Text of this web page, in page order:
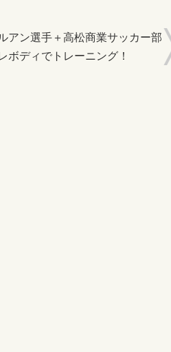
アン選手＋高松商業サッカー部
ディでトレーニング！